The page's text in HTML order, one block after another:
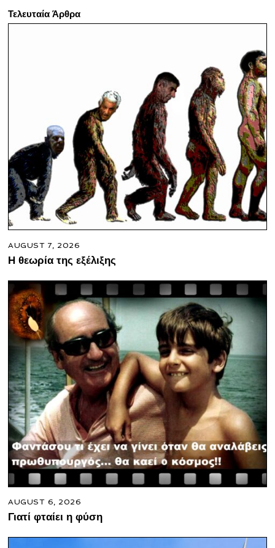
Τελευταία Άρθρα
AUGUST 7, 2026
Η θεωρία της εξέλιξης
AUGUST 6, 2026
Γιατί φταίει η φύση